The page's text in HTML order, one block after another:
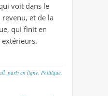
voit dans le
et de la
qui finit en
, paris en ligne, Politique,